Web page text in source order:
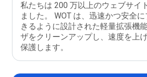
私たちは 200 万以上のウェブサイ
ました。 WOT は、迅速かつ安全
きるように設計された軽量拡張機
ザをクリーンアップし、速度を上
保護します。